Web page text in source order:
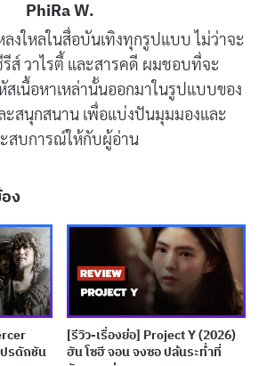
องแบกเธอไปโรงแรม แล้วตื่นมาพบว่า
ก” ต่อหน้าตำรวจ! สาวคนนี้ซ่าส์มาก
บ้าๆ เช่น แลกรองเท้ากับเธอ หรือวิ่ง
นอูก็ยอมทำเพราะเริ่มชอบเธอจริงๆ
แนวไซไฟสุดเพี้ยน แล้วบังคับให้เขา
บตลกๆ เหมือนในการ์ตูนมังงะ ทำให้
งเกินไป แต่เป็นการแสดงออกถึงความ
มี กยอนอูที่เคยเป็นคนเจี๋ยมเจี้ยมก็
ะเธอทำให้ชีวิตเขามีสีสัน เขาไม่ใช่แค่
ความบ้าของเธอ เหมือนกับว่าเธอ
PhiRa W.
งใหลในสื่อบันเทิงทุกรูปแบบ ไม่ว่าจะ
ส์ วาไรตี้ และสารคดี ผมชอบที่จะ
สเนื้อหาเหล่านั้นออกมาในรูปแบบของ
ะสนุกสนาน เพื่อแบ่งปันมุมมองและ
สบการณ์ให้กับผู้อ่าน
ง
ปรดักชัน
[รีวิว-เรื่องย่อ] Project Y (2026)
ฮัน โซฮี จอน จงซอ ปล้นระท่ำที่